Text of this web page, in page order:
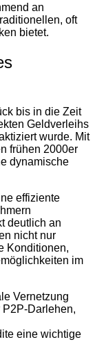
an
oft
bietet.
bis in die Zeit
Geldverleihs
wurde. Mit
frühen 2000er
dynamische
effiziente
deutlich an
nicht nur
Konditionen,
im
Vernetzung
Darlehen,
eine wichtige